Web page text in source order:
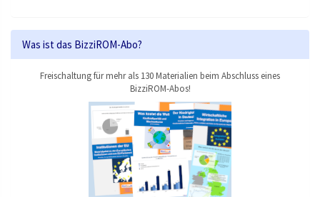
Was ist das BizziROM-Abo?
Freischaltung für mehr als 130 Materialien beim Abschluss eines
BizziROM-Abos!